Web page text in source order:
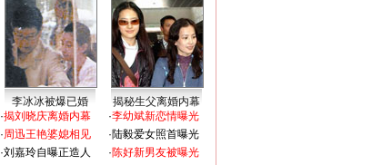
李冰冰被爆已婚
揭秘生父离婚内幕
·揭刘晓庆离婚内幕
·周迅王艳婆媳相见
·刘嘉玲自曝正造人
·李幼斌新恋情曝光
·陆毅爱女照首曝光
·陈好新男友被曝光